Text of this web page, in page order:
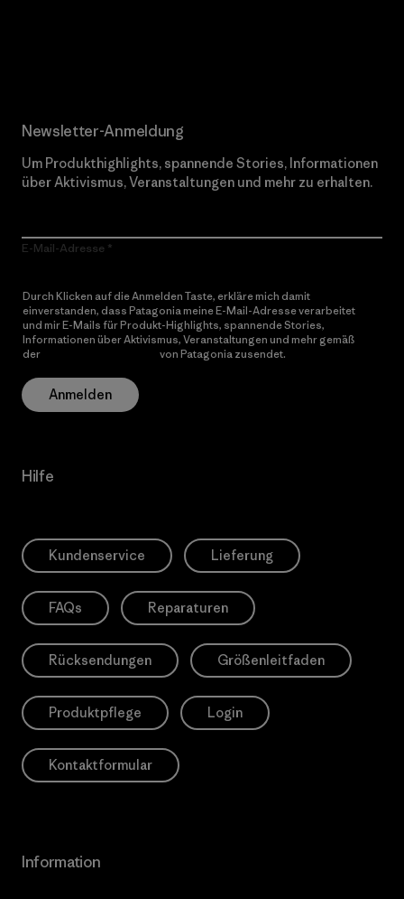
Newsletter-Anmeldung
Um Produkthighlights, spannende Stories, Informationen
über Aktivismus, Veranstaltungen und mehr zu erhalten.
E-Mail-Adresse
Durch Klicken auf die Anmelden Taste, erkläre mich damit
einverstanden, dass Patagonia meine E-Mail-Adresse verarbeitet
und mir E-Mails für Produkt-Highlights, spannende Stories,
Informationen über Aktivismus, Veranstaltungen und mehr gemäß
der
von Patagonia zusendet.
Anmelden
Hilfe
Kundenservice Lieferung
FAQs Reparaturen
Rücksendungen Größenleitfaden
Produktpflege Login
Kontaktformular
Information